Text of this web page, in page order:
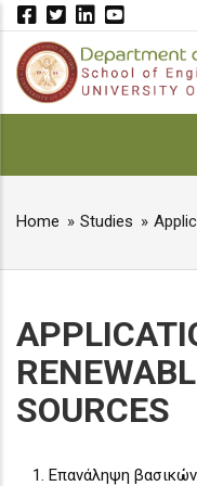
Skip
main
content
BREADCRUMB
Home Studies
SOURCES
1. Επανάληψη